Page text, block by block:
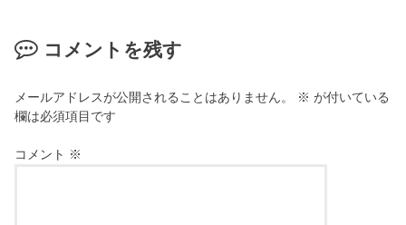
コメントを残す
メールアドレスが公開されることはありません。 ※ が付いている
欄は必須項目です
コメント ※